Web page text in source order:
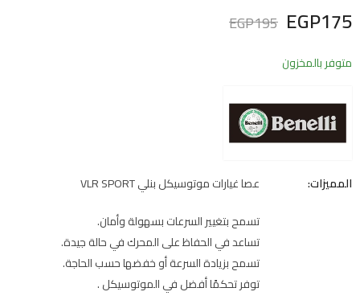
EGP175
EGP195
متوفر بالمخزون
المميزات:
عصا غيارات موتوسيكل بنلي VLR SPORT
تسمح بتغيير السرعات بسهولة وأمان.
تساعد في الحفاظ على المحرك في حالة جيدة.
تسمح بزيادة السرعة أو خفضها حسب الحاجة.
توفر تحكمًا أفضل في الموتوسيكل .